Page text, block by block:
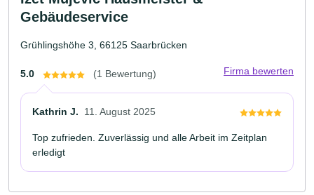
Gebäudeservice
Grühlingshöhe 3, 66125 Saarbrücken
5.0 (1 Bewertung) Firma bewerten
Kathrin J. 11. August 2025
Top zufrieden. Zuverlässig und alle Arbeit im Zeitplan
erledigt